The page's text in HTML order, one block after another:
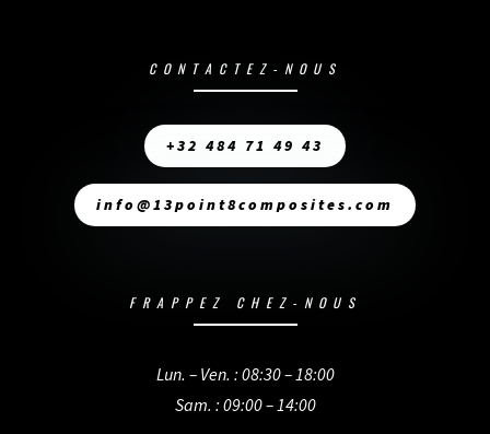
CONTACTEZ-NOUS
+32 484 71 49 43
info@13point8composites.com
FRAPPEZ CHEZ-NOUS
Lun. – Ven. : 08:30 – 18:00
Sam. : 09:00 – 14:00